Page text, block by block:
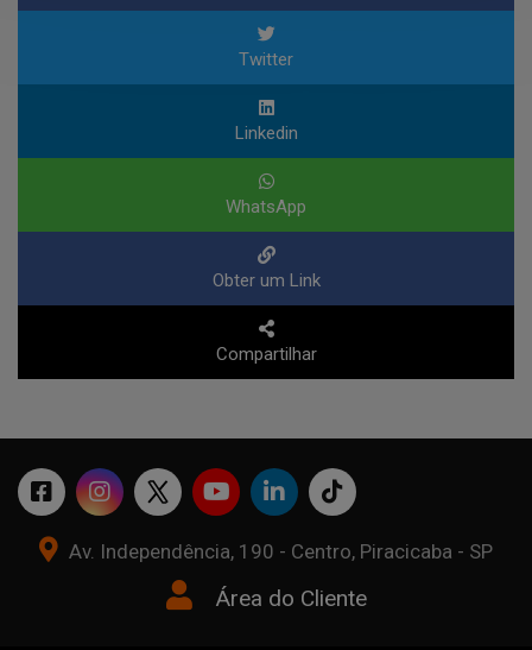
Twitter
Linkedin
WhatsApp
Obter um Link
Compartilhar
Av. Independência, 190 - Centro, Piracicaba - SP
Área do Cliente